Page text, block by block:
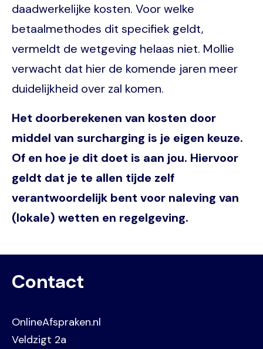
daadwerkelijke kosten. Voor welke
betaalmethodes dit specifiek geldt,
vermeldt de wetgeving helaas niet. Mollie
verwacht dat hier de komende jaren meer
duidelijkheid over zal komen.
Het doorberekenen van kosten door
middel van surcharging is je eigen keuze.
Of en hoe je dit doet is aan jou. Hiervoor
geldt dat je te allen tijde zelf
verantwoordelijk bent voor naleving van
(lokale) wetten en regelgeving.
Contact
OnlineAfspraken.nl
Veldzigt 2a